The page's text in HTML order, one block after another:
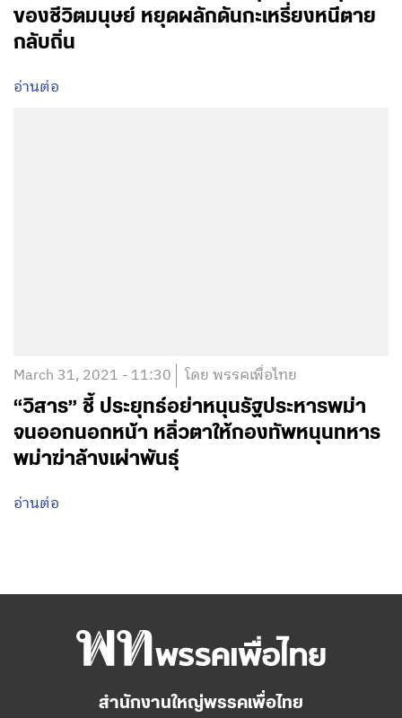
ของชีวิตมนุษย์ หยุดผลักดันกะเหรี่ยงหนีตาย
กลับถิ่น
อ่านต่อ
March 31, 2021 - 11:30 โดย พรรคเพื่อไทย
“วิสาร” ชี้ ประยุทธ์อย่าหนุนรัฐประหารพม่า
จนออกนอกหน้า หลิ่วตาให้กองทัพหนุนทหาร
พม่าฆ่าล้างเผ่าพันธุ์
อ่านต่อ
สำนักงานใหญ่พรรคเพื่อไทย